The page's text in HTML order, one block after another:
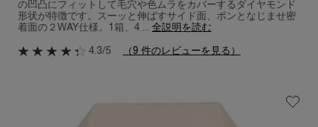
の凹凸にフィットして毛穴や色ムラをカバーするダイヤモンド
形状が特徴です。スーッと伸ばすサイド面、ポンとなじませ密
着面の２WAY仕様。1箱、4 ... 全説明を読む
4.3/5 （9 件のレビューを見る）